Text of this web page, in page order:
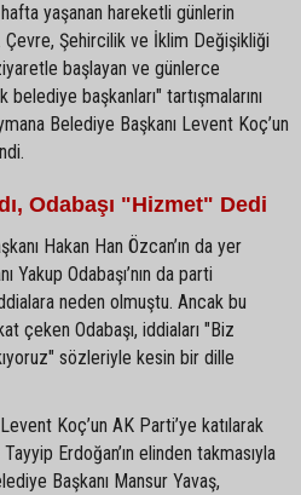
yaşanan hareketli günlerin
Çevre, Şehircilik ve İklim Değişikliği
başlayan ve günlerce
başkanları" tartışmalarını
Belediye Başkanı Levent Koç’un
Odabaşı "Hizmet" Dedi
Hakan Han Özcan’ın da yer
Yakup Odabaşı’nın da parti
neden olmuştu. Ancak bu
çeken Odabaşı, iddiaları "Biz
sözleriyle kesin bir dille
Koç’un AK Parti’ye katılarak
Erdoğan’ın elinden takmasıyla
Başkanı Mansur Yavaş,